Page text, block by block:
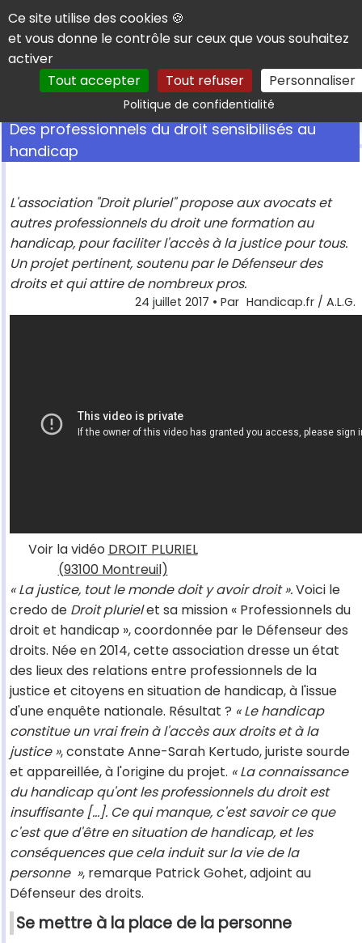
Panneau de gestion des cookies
Ce site utilise des cookies 🍪
et vous donne le contrôle sur ceux que vous souhaitez
activer
Tout accepter
Tout refuser Personnaliser
Politique de confidentialitéRechercher
Des professionnels du droit sensibilisés au
handicap
L'association "Droit pluriel" propose aux avocats et
autres professionnels du droit une formation au
handicap, pour faciliter l'accès à la justice pour tous.
Un projet pertinent, soutenu par le Défenseur des
droits et qui attire de nombreux pros.
24 juillet 2017 • Par Handicap.fr / A.L.G.
Voir la vidéo DROIT PLURIEL
(93100 Montreuil)
« La justice, tout le monde doit y avoir droit ».Voici le
credo de Droit plurielet sa mission « Professionnels du
droit et handicap », coordonnée par le Défenseur des
droits. Née en 2014, cette association dresse un état
des lieux des relations entre professionnels de la
justice et citoyens en situation de handicap, à l'issue
d'une enquête nationale. Résultat ? « Le handicap
constitue un vrai frein à l'accès aux droits et à la
justice », constate Anne-Sarah Kertudo, juriste sourde
et appareillée, à l'origine du projet. « La connaissance
du handicap qu'ont les professionnels du droit est
insuffisante […]. Ce qui manque, c'est savoir ce que
c'est que d'être en situation de handicap, et les
conséquences que cela induit sur la vie de la
personne », remarque Patrick Gohet, adjoint au
Défenseur des droits.
Se mettre à la place de la personne